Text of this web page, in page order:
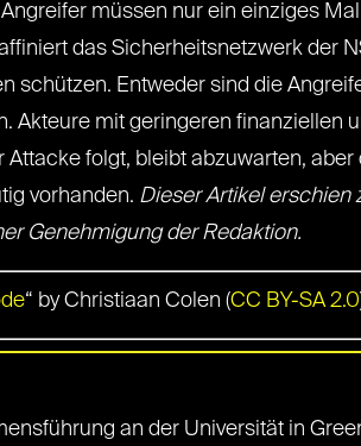
müssen nur ein einziges
das Sicherheitsnetzwerk der
schützen. Entweder sind die
Akteure mit geringeren finanziellen
Attacke folgt, bleibt abzuwarten,
vorhanden. Dieser Artikel erschien
Genehmigung der Redaktion.
“ by Christiaan Colen (CC BY-SA 2.0
an der Universität in